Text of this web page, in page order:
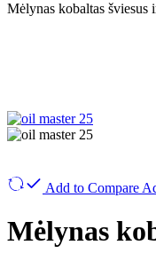
Mėlynas kobaltas
Add to Compare
Mėlynas